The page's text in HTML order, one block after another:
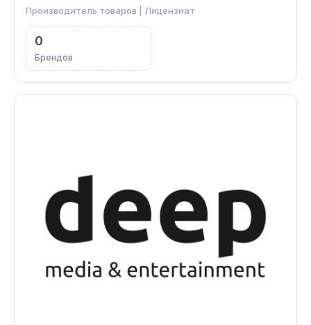
Производитель товаров | Лицензиат
0
Брендов